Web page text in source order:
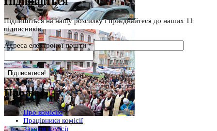
Підпишіться на нашу розсилку і приєднайтеся до наших 11
підписників.
Адреса електроної пошти*
Про нас
Про комісію
Працівники комісії
Заходи комісії